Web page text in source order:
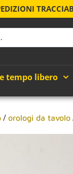
tempo libero
/ orologi da tavolo